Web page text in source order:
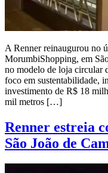
A Renner reinaugurou no
MorumbiShopping, em
no modelo de loja circular
foco em sustentabilidade,
investimento de R$ 18
mil metros […]
Renner estreia
São João de